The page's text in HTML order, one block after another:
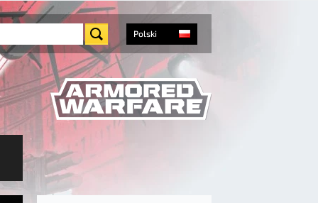
Polski